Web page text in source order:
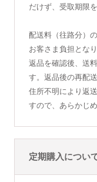
だけず、受取期限
配送料（往路分）
お客さま負担となり
返品を確認後、送
す。返品後の再配
住所不明により返
すので、あらかじ
定期購入につい